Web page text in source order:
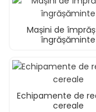
Mașini de
îngrășăminte
Echipamente de
cereale